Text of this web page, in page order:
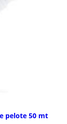
pelote 50 mt